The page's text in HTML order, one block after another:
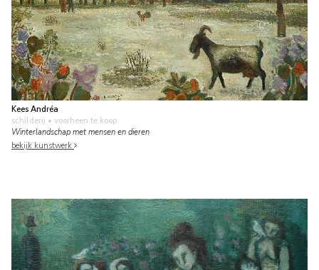
Kees Andréa
schilderij • voorheen te koop
Winterlandschap met mensen en dieren
bekijk kunstwerk